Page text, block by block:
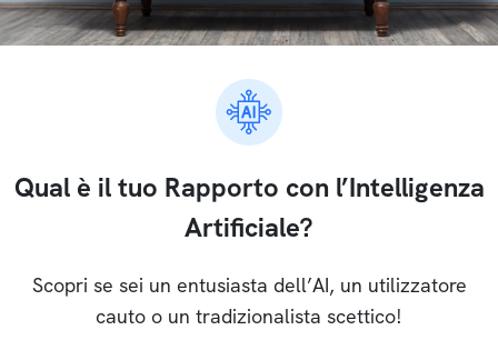
Qual è il tuo Rapporto con l’Intelligenza
Artificiale?
Scopri se sei un entusiasta dell’AI, un utilizzatore
cauto o un tradizionalista scettico!